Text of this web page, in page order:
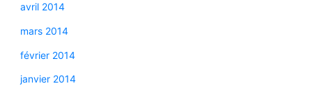
avril 2014
mars 2014
février 2014
janvier 2014